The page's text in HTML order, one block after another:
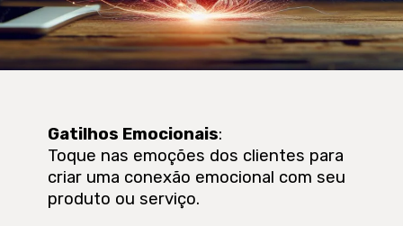
Gatilhos Emocionais:
Toque nas emoções dos clientes para
criar uma conexão emocional com seu
produto ou serviço.